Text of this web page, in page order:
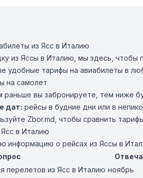
из Ясс в Италию
из Яссы в Италию, мы здесь,
удобные тарифы на авиабилеты в
на самолет
раньше вы забронируете, тем ниже
дат: рейсы в будние дни или в
Zbor.md, чтобы сравнить
в Италию
информацию о рейсах из Яссы в
из Ясс в Италию ноябрь